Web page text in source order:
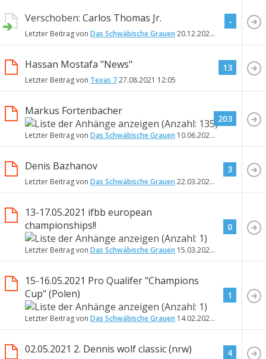
Verschoben: Carlos Thomas Jr.
Letzter Beitrag von Das Schwäbische Grauen 20.12.2021
-
Hassan Mostafa "News"
Letzter Beitrag von Texas 727.08.2021 12:05
13
Markus Fortenbacher
Letzter Beitrag von Das Schwäbische Grauen 10.06.2021
203
Denis Bazhanov
Letzter Beitrag von Das Schwäbische Grauen 22.03.2021
3
13-17.05.2021 ifbb european
championships!!
Letzter Beitrag von Das Schwäbische Grauen 15.03.2021
0
15-16.05.2021 Pro Qualifer "Champions
Cup" (Polen)
Letzter Beitrag von Das Schwäbische Grauen 14.02.2021
1
02.05.2021 2. Dennis wolf classic (nrw) 4